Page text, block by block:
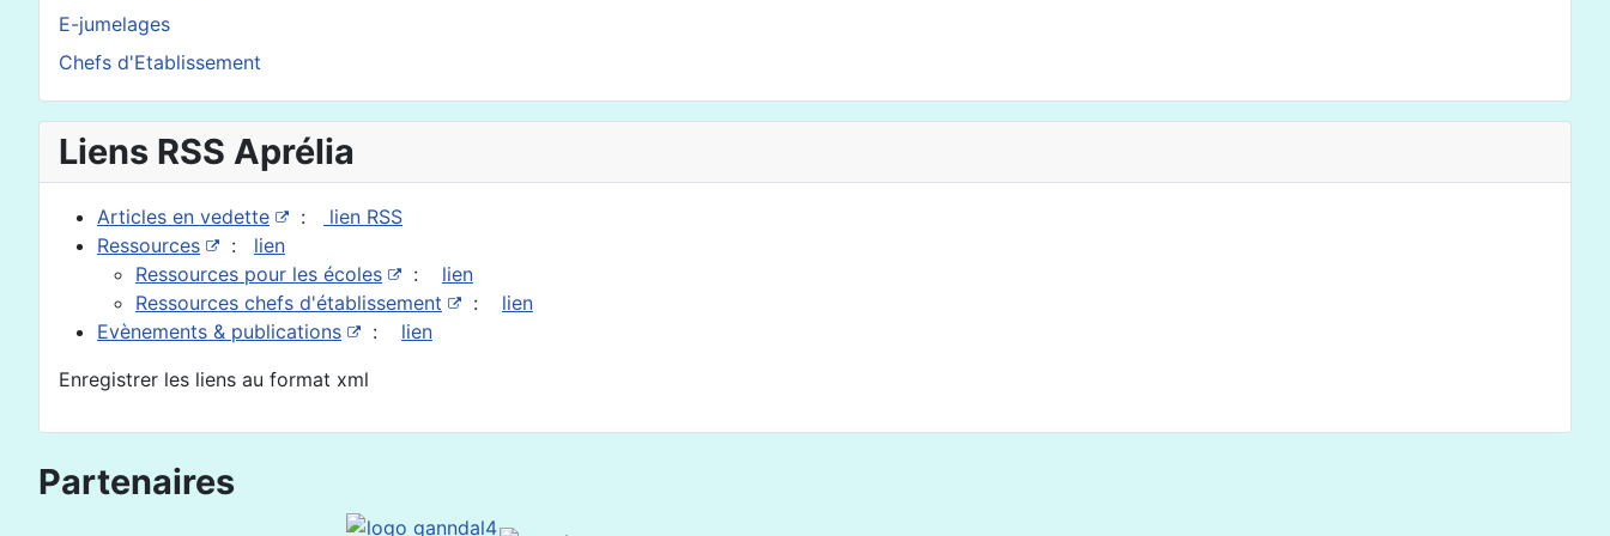
E-jumelages
Chefs d'Etablissement
Liens RSS Aprélia
Articles en vedette :
lien RSS
Ressources
: lien
Ressources pour les écoles
: lien
Ressources chefs d'établissement
: lien
Evènements & publications
: lien
Enregistrer les liens au format xml
Partenaires